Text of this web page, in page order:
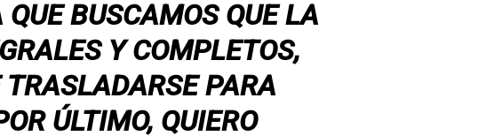
BUSCAMOS QUE LA
Y COMPLETOS,
PARA
ÚLTIMO, QUIERO